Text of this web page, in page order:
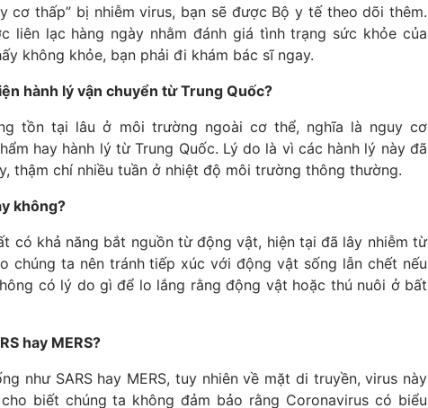
cơ thấp” bị nhiễm virus, bạn sẽ được Bộ y tế theo dõi thêm.
liên lạc hàng ngày nhằm đánh giá tình trạng sức khỏe của
không khỏe, bạn phải đi khám bác sĩ ngay.
hành lý vận chuyển từ Trung Quốc?
tồn tại lâu ở môi trường ngoài cơ thể, nghĩa là nguy cơ
hay hành lý từ Trung Quốc. Lý do là vì các hành lý này đã
thậm chí nhiều tuần ở nhiệt độ môi trường thông thường.
không?
có khả năng bắt nguồn từ động vật, hiện tại đã lây nhiễm từ
chúng ta nên tránh tiếp xúc với động vật sống lẫn chết nếu
có lý do gì để lo lắng rằng động vật hoặc thú nuôi ở bất
hay MERS?
như SARS hay MERS, tuy nhiên về mặt di truyền, virus này
biết chúng ta không đảm bảo rằng Coronavirus có biểu